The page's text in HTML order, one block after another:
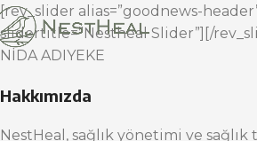
[rev_slider alias=”goodnews-
slidertitle=”Nestheal Slider”][/
NİDA ADIYEKE
Hakkımızda
NestHeal, sağlık yönetimi ve